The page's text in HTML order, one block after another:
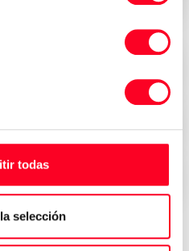
todas
selección